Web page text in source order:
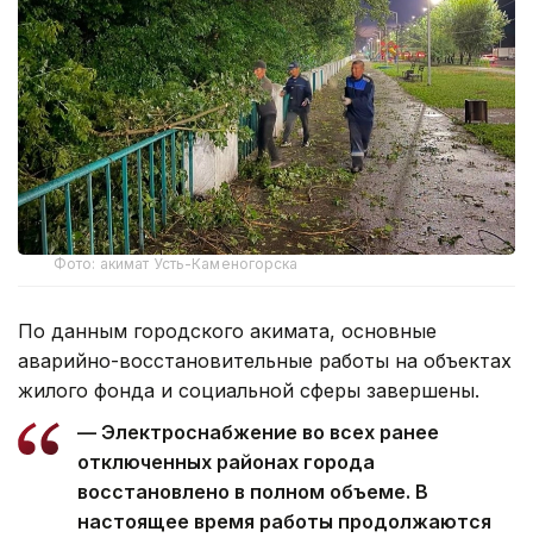
Фото: акимат Усть-Каменогорска
По данным городского акимата, основные
аварийно-восстановительные работы на объектах
жилого фонда и социальной сферы завершены.
— Электроснабжение во всех ранее
отключенных районах города
восстановлено в полном объеме. В
настоящее время работы продолжаются